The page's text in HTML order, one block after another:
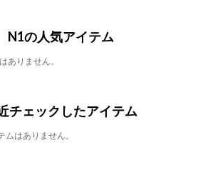
N1の人気アイテム
ありません。
チェックしたアイテム
はありません。